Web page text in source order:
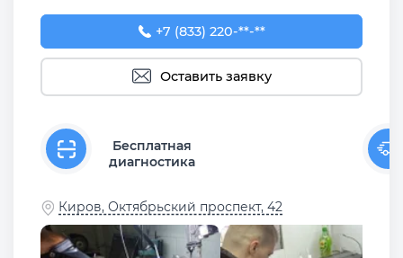
+7 (833) 220-58-73
+7 (833) 220-**-**
Оставить заявку
Бесплатная
диагностика
Киров, Октябрьский проспект, 42